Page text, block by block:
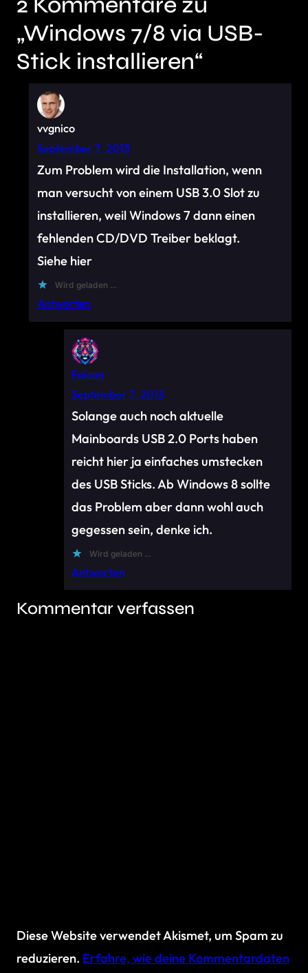
„Windows 7/8 via USB-
Stick installieren“
vvgnico
September 7, 2013
Zum Problem wird die Installation, wenn
man versucht von einem USB 3.0 Slot zu
installieren, weil Windows 7 dann einen
fehlenden CD/DVD Treiber beklagt.
Siehe hier
Wird geladen …
Antworten
Falcon
September 7, 2013
Solange auch noch aktuelle
Mainboards USB 2.0 Ports haben
reicht hier ja einfaches umstecken
des USB Sticks. Ab Windows 8 sollte
das Problem aber dann wohl auch
gegessen sein, denke ich.
Wird geladen …
Antworten
Kommentar verfassen
Diese Website verwendet Akismet, um Spam zu
reduzieren. Erfahre, wie deine Kommentardaten